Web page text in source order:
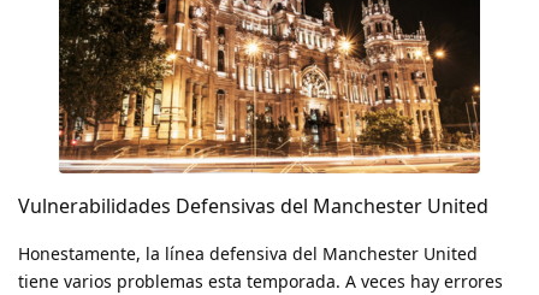
Vulnerabilidades Defensivas del Manchester United
Honestamente, la línea defensiva del Manchester United
tiene varios problemas esta temporada. A veces hay errores